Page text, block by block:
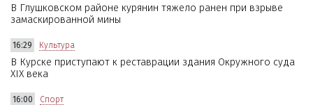
В Глушковском районе курянин тяжело ранен при взрыве
замаскированной мины
16:29 Культура
В Курске приступают к реставрации здания Окружного суда
XIX века
16:00 Спорт